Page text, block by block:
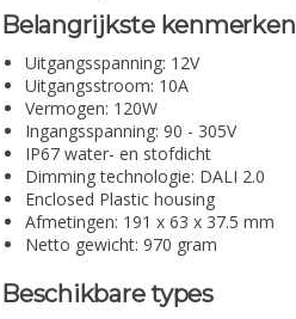
Belangrijkste kenmerken
Uitgangsspanning: 12V
Uitgangsstroom: 10A
Vermogen: 120W
Ingangsspanning: 90 - 305V
IP67 water- en stofdicht
Dimming technologie: DALI 2.0
Enclosed Plastic housing
Afmetingen: 191 x 63 x 37.5 mm
Netto gewicht: 970 gram
Beschikbare types